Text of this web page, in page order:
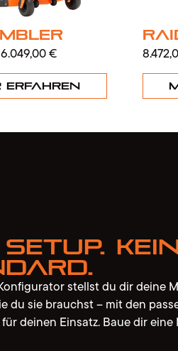
6.049,00€
erfahren
Setup.
stellst du dir deine
du sie brauchst – mit den
deinen Einsatz. Baue dir